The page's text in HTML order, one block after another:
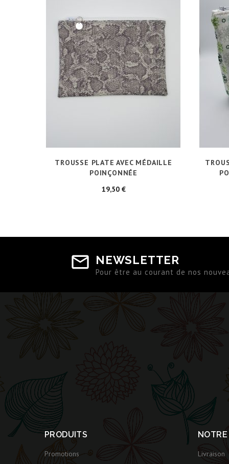
TROUSSE PLATE AVEC MÉDAILLE
POINÇONNÉE
19,50 €Prix
NEWSLETTER
Pour être au courant de nos
PRODUITS
Promotions
Livraison